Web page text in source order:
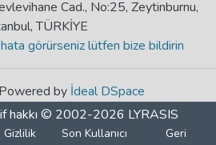
Cad., No:25, Zeytinburnu,
TÜRKİYE
görürseniz lütfen bize bildirin
by İdeal DSpace
hakkı © 2002-2026 LYRASIS
Gizlilik
Son Kullanıcı
Geri